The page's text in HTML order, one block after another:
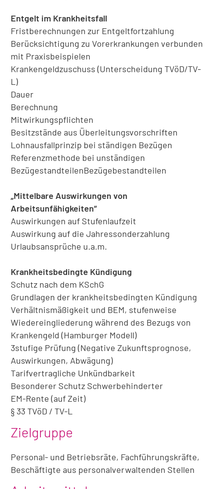
Entgelt im Krankheitsfall
Fristberechnungen zur Entgeltfortzahlung
Berücksichtigung zu Vorerkrankungen verbunden
mit Praxisbeispielen
Krankengeldzuschuss (Unterscheidung TVöD/TV-
L)
Dauer
Berechnung
Mitwirkungspflichten
Besitzstände aus Überleitungsvorschriften
Lohnausfallprinzip bei ständigen Bezügen
Referenzmethode bei unständigen
BezügestandteilenBezügebestandteilen
„Mittelbare Auswirkungen von
Arbeitsunfähigkeiten“
Auswirkungen auf Stufenlaufzeit
Auswirkung auf die Jahressonderzahlung
Urlaubsansprüche u.a.m.
Krankheitsbedingte Kündigung
Schutz nach dem KSchG
Grundlagen der krankheitsbedingten Kündigung
Verhältnismäßigkeit und BEM, stufenweise
Wiedereingliederung während des Bezugs von
Krankengeld (Hamburger Modell)
3stufige Prüfung (Negative Zukunftsprognose,
Auswirkungen, Abwägung)
Tarifvertragliche Unkündbarkeit
Besonderer Schutz Schwerbehinderter
EM-Rente (auf Zeit)
§ 33 TVöD / TV-L
Zielgruppe
Personal- und Betriebsräte, Fachführungskräfte,
Beschäftigte aus personalverwaltenden Stellen